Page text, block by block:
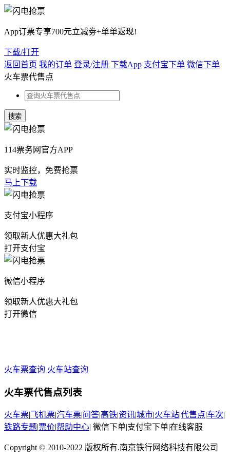
App订票专享700元立减劵+单单返现!
下载/打开
返回首页 我的订单 登录/注册 下载App 支付宝下单 微信下单
火车票代售点
114票务网官方APP
实时监控，免费抢票
马上下载
支付宝小程序
领取新人优惠大礼包
打开支付宝
微信小程序
领取新人优惠大礼包
打开微信
火车票查询 火车站查询
火车票代售点列表
火车票|飞机票|汽车票|问答|高铁|资讯|城市|火车站|代售点|车次|
铁路专题|票价|帮助中心| 微信下单|支付宝下单|在线客服
Copyright © 2010-2022 版权所有.南京铁行网络科技有限公司